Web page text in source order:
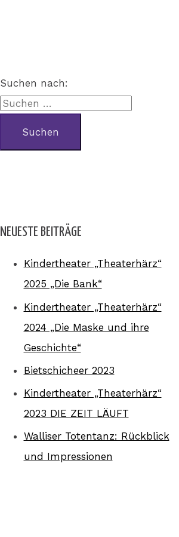
Suchen nach:
NEUESTE BEITRÄGE
Kindertheater „Theaterhärz“
2025 „Die Bank“
Kindertheater „Theaterhärz“
2024 „Die Maske und ihre
Geschichte“
Bietschicheer 2023
Kindertheater „Theaterhärz“
2023 DIE ZEIT LÄUFT
Walliser Totentanz: Rückblick
und Impressionen